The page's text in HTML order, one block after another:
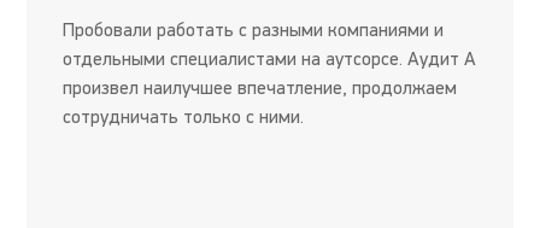
Пробовали работать с разными компаниями и
отдельными специалистами на аутсорсе. Аудит А
произвел наилучшее впечатление, продолжаем
сотрудничать только с ними.